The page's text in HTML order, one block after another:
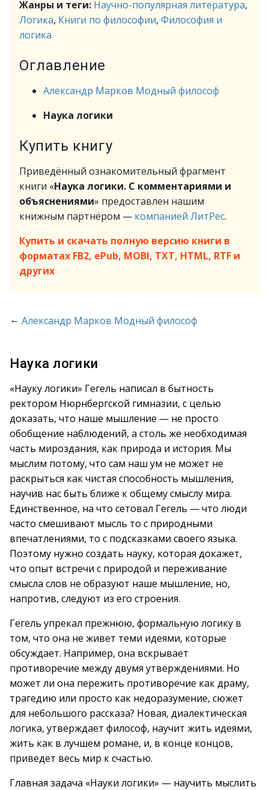
Жанры и теги: Научно-популярная литература,
Логика, Книги по философии, Философия и
логика
Оглавление
Александр Марков Модный философ
Наука логики
Купить книгу
Приведённый ознакомительный фрагмент
книги «Наука логики. С комментариями и
объяснениями» предоставлен нашим
книжным партнёром — компанией ЛитРес.
Купить и скачать полную версию книги в
форматах FB2, ePub, MOBI, TXT, HTML, RTF и
других
← Александр Марков Модный философ
Наука логики
«Науку логики» Гегель написал в бытность
ректором Нюрнбергской гимназии, с целью
доказать, что наше мышление — не просто
обобщение наблюдений, а столь же необходимая
часть мироздания, как природа и история. Мы
мыслим потому, что сам наш ум не может не
раскрыться как чистая способность мышления,
научив нас быть ближе к общему смыслу мира.
Единственное, на что сетовал Гегель — что люди
часто смешивают мысль то с природными
впечатлениями, то с подсказками своего языка.
Поэтому нужно создать науку, которая докажет,
что опыт встречи с природой и переживание
смысла слов не образуют наше мышление, но,
напротив, следуют из его строения.
Гегель упрекал прежнюю, формальную логику в
том, что она не живет теми идеями, которые
обсуждает. Например, она вскрывает
противоречие между двумя утверждениями. Но
может ли она пережить противоречие как драму,
трагедию или просто как недоразумение, сюжет
для небольшого рассказа? Новая, диалектическая
логика, утверждает философ, научит жить идеями,
жить как в лучшем романе, и, в конце концов,
приведет весь мир к счастью.
Главная задача «Науки логики» — научить мыслить